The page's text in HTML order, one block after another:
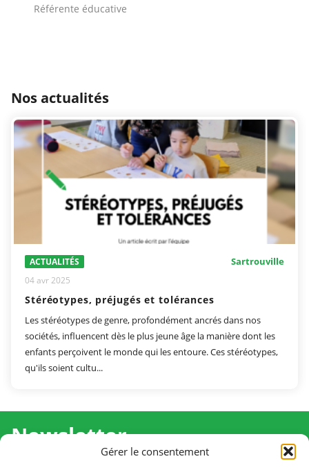
Gérer le consentement
Référente éducative
Nos actualités
ACTUALITÉS Sartrouville
04 avr 2025
Stéréotypes, préjugés et tolérances
Les stéréotypes de genre, profondément ancrés dans nos
sociétés, influencent dès le plus jeune âge la manière dont les
enfants perçoivent le monde qui les entoure. Ces stéréotypes,
qu'ils soient cultu...
Newsletter
Recevez l'actualité de Ma Chance Moi Aussi pour en